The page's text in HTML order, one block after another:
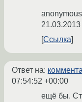
anonymous
Ссылка
Ответ на:
07:54:52 +00:00
ещё бы.